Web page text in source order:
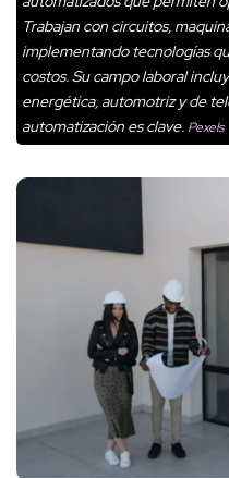
Trabajan con circuitos,
implementando tecnologías
costos. Su campo laboral
energética, automotriz y de
automatización es clave. Pexels